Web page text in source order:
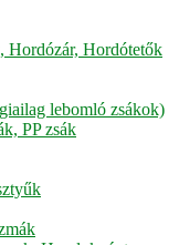
Hordózár, Hordótetők
lebomló zsákok)
PP zsák